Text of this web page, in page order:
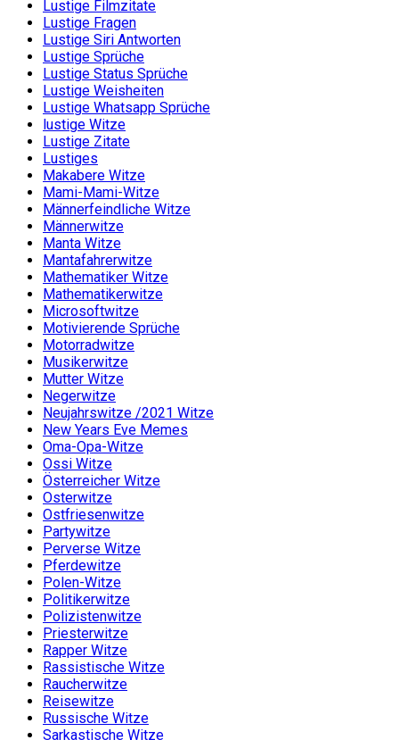
Lustige Filmzitate
Lustige Fragen
Lustige Siri Antworten
Lustige Sprüche
Lustige Status Sprüche
Lustige Weisheiten
Lustige Whatsapp Sprüche
lustige Witze
Lustige Zitate
Lustiges
Makabere Witze
Mami-Mami-Witze
Männerfeindliche Witze
Männerwitze
Manta Witze
Mantafahrerwitze
Mathematiker Witze
Mathematikerwitze
Microsoftwitze
Motivierende Sprüche
Motorradwitze
Musikerwitze
Mutter Witze
Negerwitze
Neujahrswitze /2021 Witze
New Years Eve Memes
Oma-Opa-Witze
Ossi Witze
Österreicher Witze
Osterwitze
Ostfriesenwitze
Partywitze
Perverse Witze
Pferdewitze
Polen-Witze
Politikerwitze
Polizistenwitze
Priesterwitze
Rapper Witze
Rassistische Witze
Raucherwitze
Reisewitze
Russische Witze
Sarkastische Witze